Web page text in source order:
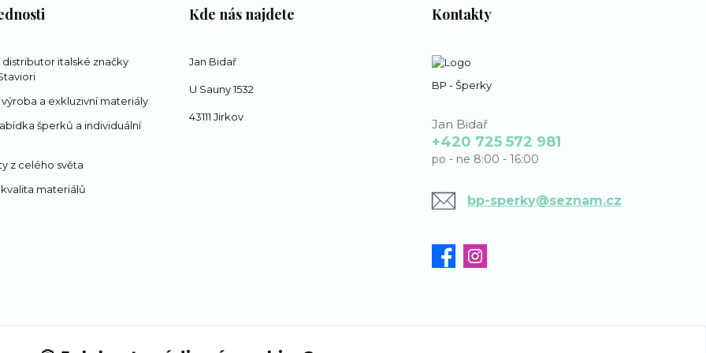
italské značky
a exkluzivní materiály
šperků a individuální
z celého světa
kvalita materiálů
Kde nás najdete
Jan Bidař
U Sauny 1532
43111 Jirkov
Kontakty
BP - Šperky
Jan Bidař
+420 725 572 981
po - ne 8:00 - 16:00
bp-sperky@seznam.cz